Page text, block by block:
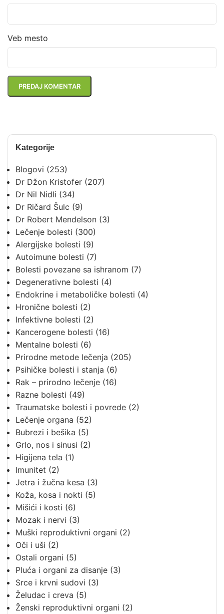
Kategorije
Blogovi (253)
Dr Džon Kristofer (207)
Dr Nil Nidli (34)
Dr Ričard Šulc (9)
Dr Robert Mendelson (3)
Lečenje bolesti (300)
Alergijske bolesti (9)
Autoimune bolesti (7)
Bolesti povezane sa ishranom (7)
Degenerativne bolesti (4)
Endokrine i metaboličke bolesti (4)
Hronične bolesti (2)
Infektivne bolesti (2)
Kancerogene bolesti (16)
Mentalne bolesti (6)
Prirodne metode lečenja (205)
Psihičke bolesti i stanja (6)
Rak – prirodno lečenje (16)
Razne bolesti (49)
Traumatske bolesti i povrede (2)
Lečenje organa (52)
Bubrezi i bešika (5)
Grlo, nos i sinusi (2)
Higijena tela (1)
Imunitet (2)
Jetra i žučna kesa (3)
Koža, kosa i nokti (5)
Mišići i kosti (6)
Mozak i nervi (3)
Muški reproduktivni organi (2)
Oči i uši (2)
Ostali organi (5)
Pluća i organi za disanje (3)
Srce i krvni sudovi (3)
Želudac i creva (5)
Ženski reproduktivni organi (2)
Veb mesto